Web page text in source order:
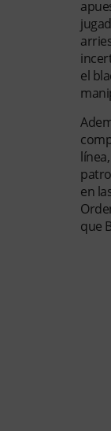
el
en
que